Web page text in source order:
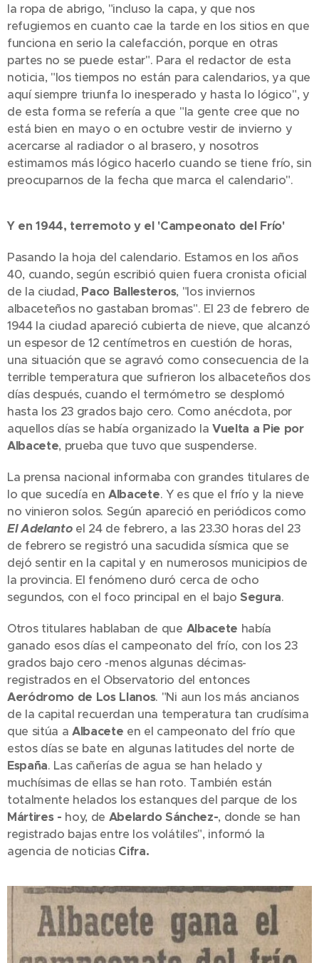
la ropa de abrigo, "incluso la capa, y que nos
refugiemos en cuanto cae la tarde en los sitios en que
funciona en serio la calefacción, porque en otras
partes no se puede estar". Para el redactor de esta
noticia, "los tiempos no están para calendarios, ya que
aquí siempre triunfa lo inesperado y hasta lo lógico", y
de esta forma se refería a que "la gente cree que no
está bien en mayo o en octubre vestir de invierno y
acercarse al radiador o al brasero, y nosotros
estimamos más lógico hacerlo cuando se tiene frío, sin
preocuparnos de la fecha que marca el calendario".
Y en 1944, terremoto y el 'Campeonato del Frío'
Pasando la hoja del calendario. Estamos en los años
40, cuando, según escribió quien fuera cronista oficial
de la ciudad, Paco Ballesteros, "los inviernos
albaceteños no gastaban bromas". El 23 de febrero de
1944 la ciudad apareció cubierta de nieve, que alcanzó
un espesor de 12 centímetros en cuestión de horas,
una situación que se agravó como consecuencia de la
terrible temperatura que sufrieron los albaceteños dos
días después, cuando el termómetro se desplomó
hasta los 23 grados bajo cero. Como anécdota, por
aquellos días se había organizado la Vuelta a Pie por
Albacete, prueba que tuvo que suspenderse.
La prensa nacional informaba con grandes titulares de
lo que sucedía enAlbacete. Y es que el frío y la nieve
no vinieron solos. Según apareció en periódicos como
El Adelantoel 24 de febrero, a las 23.30 horas del 23
de febrero se registró una sacudida sísmica que se
dejó sentir en la capital y en numerosos municipios de
la provincia. El fenómeno duró cerca de ocho
segundos, con el foco principal en el bajo Segura.
Otros titulares hablaban de que Albacete había
ganado esos días el campeonato del frío, con los 23
grados bajo cero -menos algunas décimas-
registrados en el Observatorio del entonces
Aeródromo de Los Llanos. "Ni aun los más ancianos
de la capital recuerdan una temperatura tan crudísima
que sitúa aAlbacete en el campeonato del frío que
estos días se bate en algunas latitudes del norte de
España. Las cañerías de agua se han helado y
muchísimas de ellas se han roto. También están
totalmente helados los estanques del parque de los
Mártires - hoy, de Abelardo Sánchez-, donde se han
registrado bajas entre los volátiles", informó la
agencia de noticias Cifra.